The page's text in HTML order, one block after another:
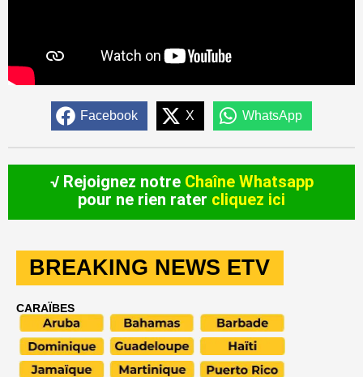
Facebook X WhatsApp
√ Rejoignez notre Chaîne Whatsapp
pour ne rien rater cliquez ici
BREAKING NEWS ETV
CARAÏBES